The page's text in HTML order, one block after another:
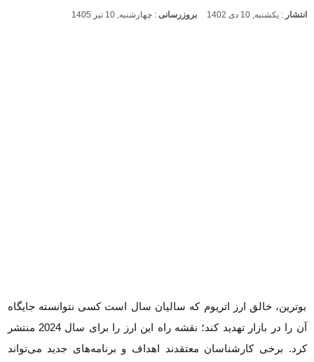
انتشار:یکشنبه, 10 دی 1402 بروزرسانی:چهارشنبه, 10 تیر 1405
بوترین، خالق ارز اتریوم که سالیان سال است کسی نتوانسته جایگاه آن را در
بازار تهدید کند؛ نقشه راه این ارز را برای سال 2024 منتشر کرد. برخی
کارشناسان معتقدند اهداف و برنامه‌های جدید می‌تواند قیمت این ارز در